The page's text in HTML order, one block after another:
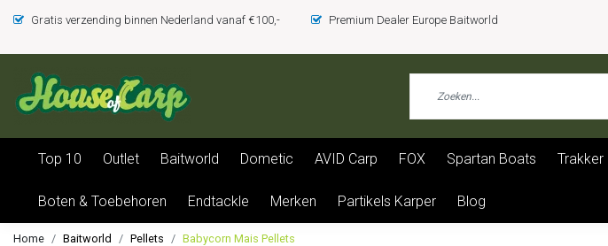
Gratis verzending binnen Nederland vanaf €100,- Premium Dealer Europe Baitworld
Top 10 Outlet Baitworld Dometic AVID Carp FOX Spartan Boats Trakker
Boten & Toebehoren Endtackle Merken Partikels Karper Blog
Home Baitworld Pellets Babycorn Mais Pellets